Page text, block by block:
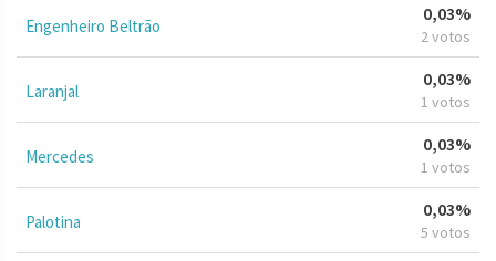
Engenheiro Beltrão
0,03%
2 votos
Laranjal
0,03%
1 votos
Mercedes
0,03%
1 votos
Palotina
0,03%
5 votos